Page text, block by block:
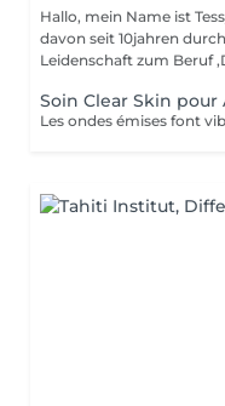
Hallo, mein Name ist
davon seit 10jahren
Leidenschaft zum Beruf
Soin Clear Skin